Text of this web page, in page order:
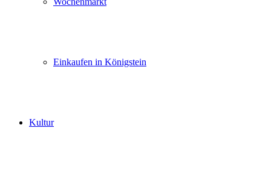
Einkaufen in Königstein
Kultur